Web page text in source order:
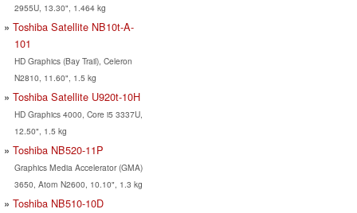
2955U, 13.30", 1.464 kg
Toshiba Satellite NB10t-A-
101
HD Graphics (Bay Trail), Celeron
N2810, 11.60", 1.5 kg
Toshiba Satellite U920t-10H
HD Graphics 4000, Core i5 3337U,
12.50", 1.5 kg
Toshiba NB520-11P
Graphics Media Accelerator (GMA)
3650, Atom N2600, 10.10", 1.3 kg
Toshiba NB510-10D